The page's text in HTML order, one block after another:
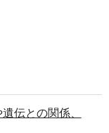
伝との関係、